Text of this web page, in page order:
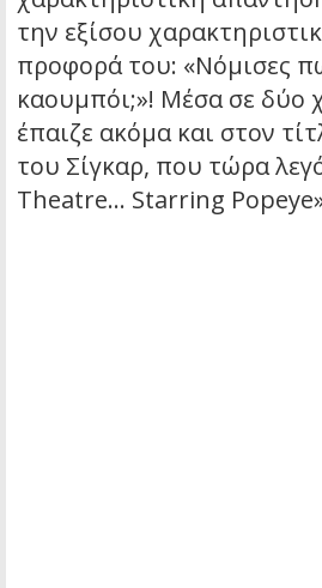
την εξίσου
προφορά του: «Νόμισες
καουμπόι;»! Μέσα σε δύο
έπαιζε ακόμα και στον
του Σίγκαρ, που τώρα
Theatre… Starring